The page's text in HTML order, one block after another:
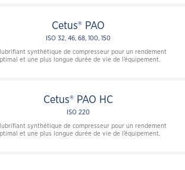
Cetus® PAO
ISO 32, 46, 68, 100, 150
synthétique de compresseur pour un rendement
et une plus longue durée de vie de l’équipement.
Cetus® PAO HC
ISO 220
synthétique de compresseur pour un rendement
et une plus longue durée de vie de l’équipement.